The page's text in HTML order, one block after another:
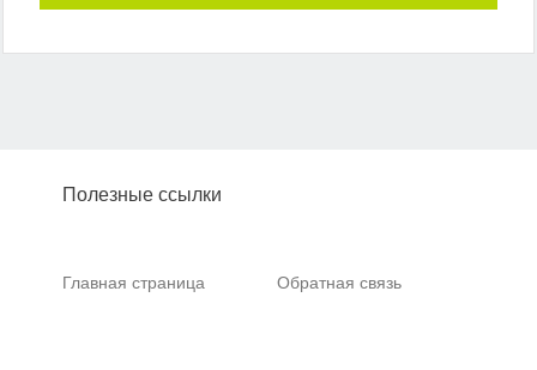
Полезные ссылки
Главная страница Обратная связь